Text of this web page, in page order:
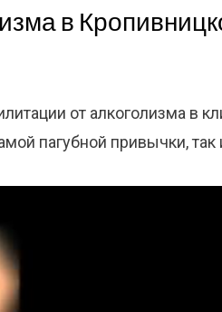
в
от алкоголизма в
пагубной привычки, так